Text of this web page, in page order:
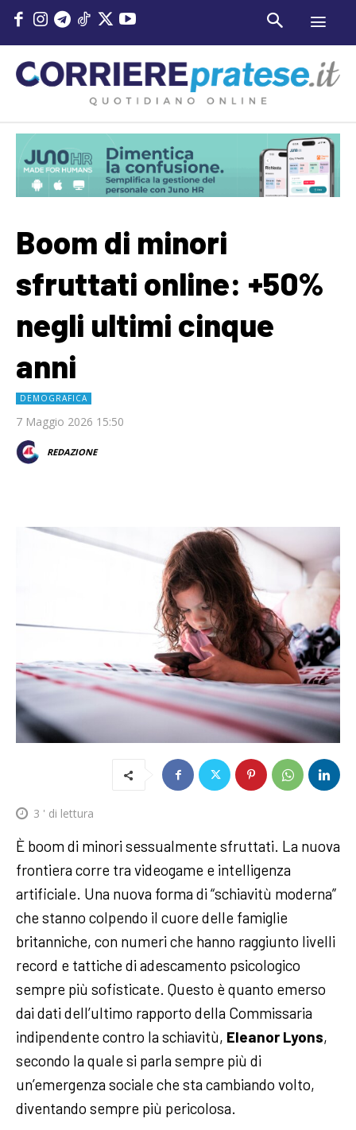
Boom di minori
sfruttati online: +50%
negli ultimi cinque
anni
DEMOGRAFICA
7 Maggio 2026 15:50
REDAZIONE
3 ' di lettura
È boom di minori sessualmente sfruttati. La nuova
frontiera corre tra videogame e intelligenza
artificiale. Una nuova forma di “schiavitù moderna”
che stanno colpendo il cuore delle famiglie
britanniche, con numeri che hanno raggiunto livelli
record e tattiche di adescamento psicologico
sempre più sofisticate. Questo è quanto emerso
dai dati dell’ultimo rapporto della Commissaria
indipendente contro la schiavitù, Eleanor Lyons,
secondo la quale si parla sempre più di
un’emergenza sociale che sta cambiando volto,
diventando sempre più pericolosa.